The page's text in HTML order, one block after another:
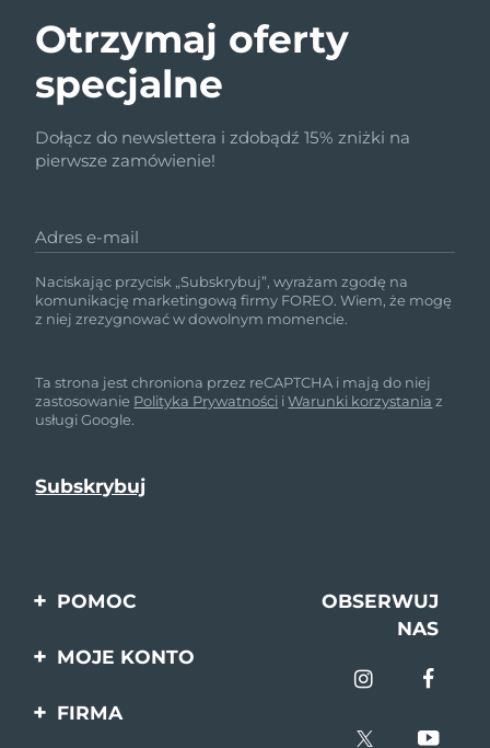
Otrzymaj oferty
specjalne
Dołącz do newslettera i zdobądź 15% zniżki na
pierwsze zamówienie!
Adres e-mail
Naciskając przycisk „Subskrybuj”, wyrażam zgodę na
komunikację marketingową firmy FOREO. Wiem, że mogę
z niej zrezygnować w dowolnym momencie.
Ta strona jest chroniona przez reCAPTCHA i mają do niej
zastosowanie Polityka Prywatności iWarunki korzystania z
usługi Google.
POMOC
Kontakt
OBSERWUJ
NAS
MOJE KONTO
FIRMA